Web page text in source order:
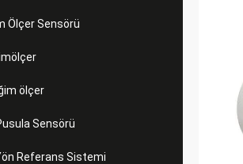
Ölçer Sensörü
ölçer
Sensörü
Referans Sistemi